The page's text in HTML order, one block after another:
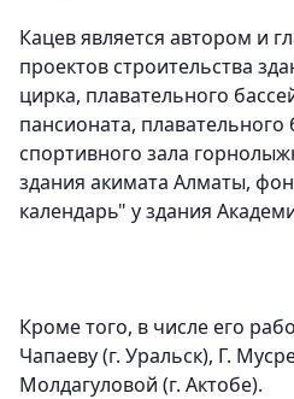
Кацев является автором и
проектов строительства
цирка, плавательного
пансионата, плавательного
спортивного зала
здания акимата Алматы,
календарь" у здания
Кроме того, в числе его
Чапаеву (г. Уральск), Г.
Молдагуловой (г. Актобе).